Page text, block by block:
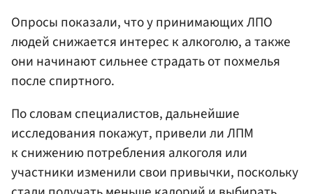
Опросы показали, что у принимающих ЛПО
людей снижается интерес к алкоголю, а также
они начинают сильнее страдать от похмелья
после спиртного.
По словам специалистов, дальнейшие
исследования покажут, привели ли ЛПМ
к снижению потребления алкоголя или
участники изменили свои привычки, поскольку